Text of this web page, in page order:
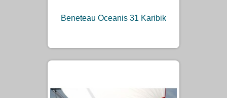
Beneteau Oceanis 31 Karibik